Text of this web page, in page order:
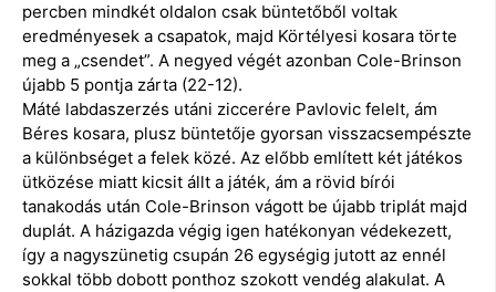
percben mindkét oldalon csak büntetőből voltak
eredményesek a csapatok, majd Körtélyesi kosara törte
meg a „csendet”. A negyed végét azonban Cole-Brinson
újabb 5 pontja zárta (22-12).
Máté labdaszerzés utáni ziccerére Pavlovic felelt, ám
Béres kosara, plusz büntetője gyorsan visszacsempészte
a különbséget a felek közé. Az előbb említett két játékos
ütközése miatt kicsit állt a játék, ám a rövid bírói
tanakodás után Cole-Brinson vágott be újabb triplát majd
duplát. A házigazda végig igen hatékonyan védekezett,
így a nagyszünetig csupán 26 egységig jutott az ennél
sokkal több dobott ponthoz szokott vendég alakulat. A